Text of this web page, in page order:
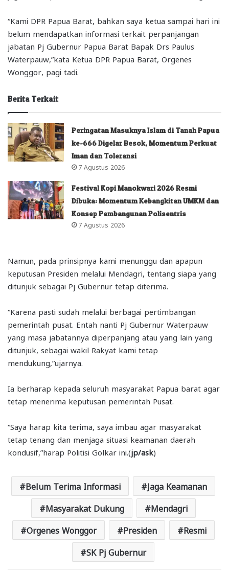
“Kami DPR Papua Barat, bahkan saya ketua sampai hari ini
belum mendapatkan informasi terkait perpanjangan
jabatan Pj Gubernur Papua Barat Bapak Drs Paulus
Waterpauw,”kata Ketua DPR Papua Barat, Orgenes
Wonggor, pagi tadi.
Berita Terkait
Peringatan Masuknya Islam di Tanah Papua
ke-666 Digelar Besok, Momentum Perkuat
Iman dan Toleransi
7 Agustus 2026
Festival Kopi Manokwari 2026 Resmi
Dibuka: Momentum Kebangkitan UMKM dan
Konsep Pembangunan Polisentris
7 Agustus 2026
Namun, pada prinsipnya kami menunggu dan apapun
keputusan Presiden melalui Mendagri, tentang siapa yang
ditunjuk sebagai Pj Gubernur tetap diterima.
“Karena pasti sudah melalui berbagai pertimbangan
pemerintah pusat. Entah nanti Pj Gubernur Waterpauw
yang masa jabatannya diperpanjang atau yang lain yang
ditunjuk, sebagai wakil Rakyat kami tetap
mendukung,”ujarnya.
Ia berharap kepada seluruh masyarakat Papua barat agar
tetap menerima keputusan pemerintah Pusat.
“Saya harap kita terima, saya imbau agar masyarakat
tetap tenang dan menjaga situasi keamanan daerah
kondusif,”harap Politisi Golkar ini.(jp/ask)
Belum Terima Informasi Jaga Keamanan
Masyarakat Dukung Mendagri
Orgenes Wonggor Presiden Resmi
SK Pj Gubernur